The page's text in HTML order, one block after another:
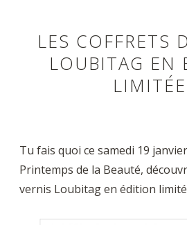
LES COFFRETS
LOUBITAG EN
Tu fais quoi ce samedi 19
Printemps de la Beauté,
vernis Loubitag en édition